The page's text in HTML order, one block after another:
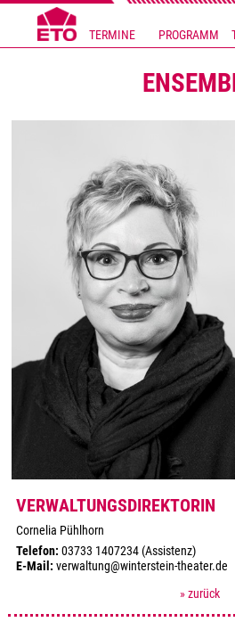
TERMINE PROGRAMM
VERWALTUNGSDIREKTORIN
Cornelia Pühlhorn
Telefon: 03733 1407234 (Assistenz)
E-Mail: verwaltung@winterstein-theater.de
» zurück